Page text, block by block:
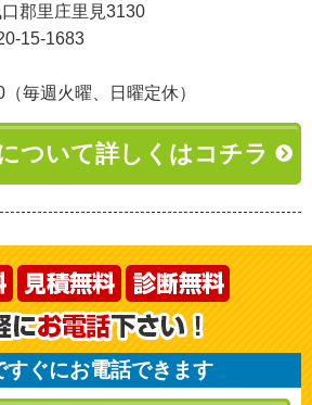
郡里庄里見3130
15-1683
毎週火曜、日曜定休）
ついて詳しくはコチラ
すぐにお電話できます